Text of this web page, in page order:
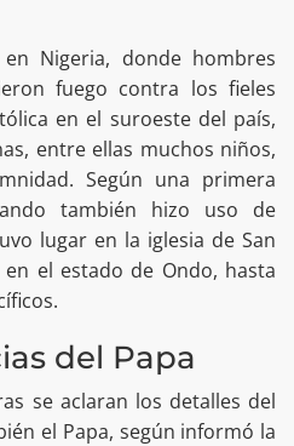
Nigeria, donde hombres
fuego contra los fieles
en el suroeste del país,
entre ellas muchos niños,
Según una primera
también hizo uso de
lugar en la iglesia de San
en el estado de Ondo, hasta
del Papa
se aclaran los detalles del
el Papa, según informó la